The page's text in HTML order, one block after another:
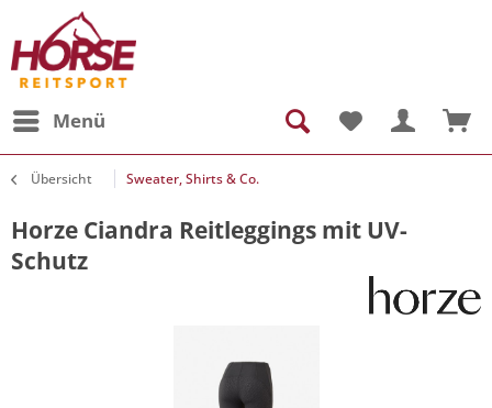
Menü
Übersicht Sweater, Shirts & Co.
Horze Ciandra Reitleggings mit UV-
Schutz